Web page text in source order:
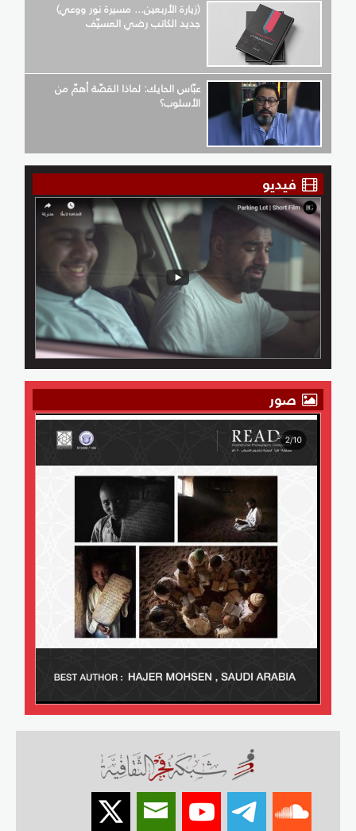
(زيارة الأربعين... مسيرة نور ووعي)
جديد الكاتب رضي العسيّف
عبّاس الحايك: لماذا القصّة أهمّ من
الأسلوب؟
فيديو
صور